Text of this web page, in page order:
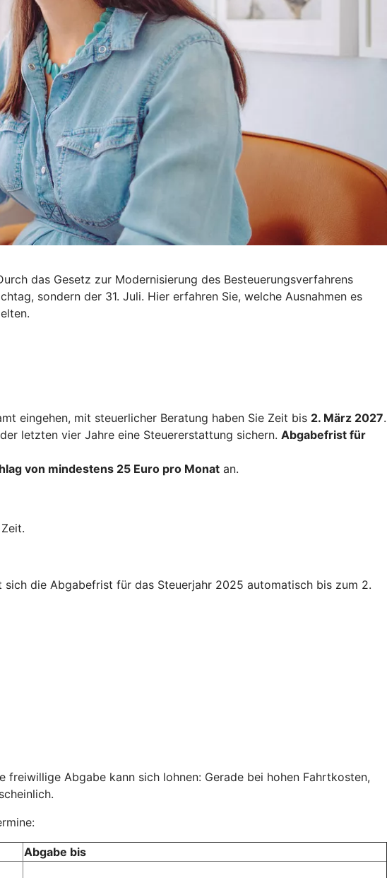
das Gesetz zur Modernisierung des Besteuerungsverfahrens
sondern der 31. Juli. Hier erfahren Sie, welche Ausnahmen es
eingehen, mit steuerlicher Beratung haben Sie Zeit bis 2. März 2027.
letzten vier Jahre eine Steuererstattung sichern. Abgabefrist für
von mindestens 25 Euro pro Monat an.
Zeit.
die Abgabefrist für das Steuerjahr 2025 automatisch bis zum 2.
Abgabe kann sich lohnen: Gerade bei hohen Fahrtkosten,
Abgabe bis